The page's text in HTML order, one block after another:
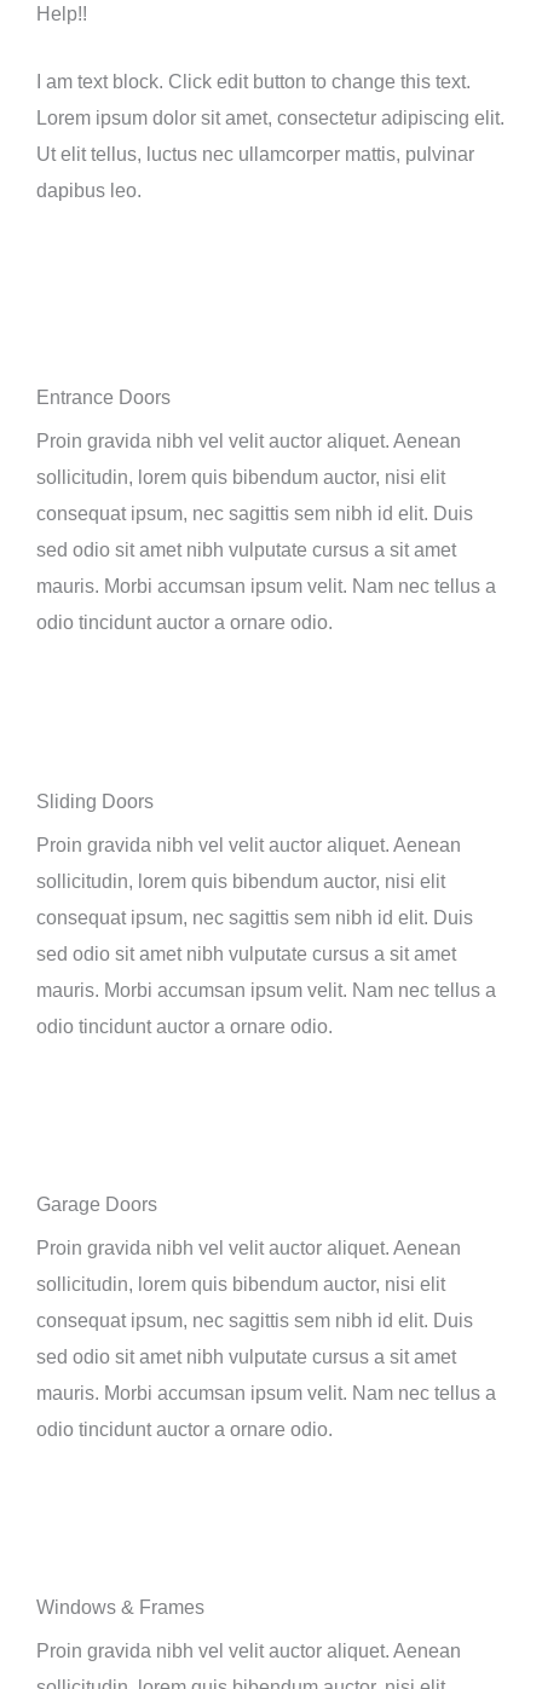
Help!!
I am text block. Click edit button to change this text.
Lorem ipsum dolor sit amet, consectetur adipiscing elit.
Ut elit tellus, luctus nec ullamcorper mattis, pulvinar
dapibus leo.
Entrance Doors
Proin gravida nibh vel velit auctor aliquet. Aenean
sollicitudin, lorem quis bibendum auctor, nisi elit
consequat ipsum, nec sagittis sem nibh id elit. Duis
sed odio sit amet nibh vulputate cursus a sit amet
mauris. Morbi accumsan ipsum velit. Nam nec tellus a
odio tincidunt auctor a ornare odio.
Sliding Doors
Proin gravida nibh vel velit auctor aliquet. Aenean
sollicitudin, lorem quis bibendum auctor, nisi elit
consequat ipsum, nec sagittis sem nibh id elit. Duis
sed odio sit amet nibh vulputate cursus a sit amet
mauris. Morbi accumsan ipsum velit. Nam nec tellus a
odio tincidunt auctor a ornare odio.
Garage Doors
Proin gravida nibh vel velit auctor aliquet. Aenean
sollicitudin, lorem quis bibendum auctor, nisi elit
consequat ipsum, nec sagittis sem nibh id elit. Duis
sed odio sit amet nibh vulputate cursus a sit amet
mauris. Morbi accumsan ipsum velit. Nam nec tellus a
odio tincidunt auctor a ornare odio.
Windows & Frames
Proin gravida nibh vel velit auctor aliquet. Aenean